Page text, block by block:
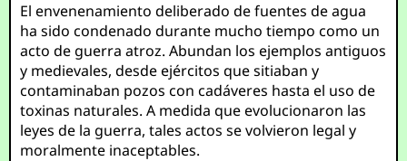
El envenenamiento deliberado de fuentes de agua
ha sido condenado durante mucho tiempo como un
acto de guerra atroz. Abundan los ejemplos antiguos
y medievales, desde ejércitos que sitiaban y
contaminaban pozos con cadáveres hasta el uso de
toxinas naturales. A medida que evolucionaron las
leyes de la guerra, tales actos se volvieron legal y
moralmente inaceptables.